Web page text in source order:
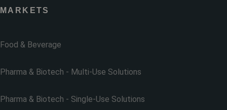
MARKETS
Food & Beverage
Pharma & Biotech - Multi-Use Solutions
Pharma & Biotech - Single-Use Solutions